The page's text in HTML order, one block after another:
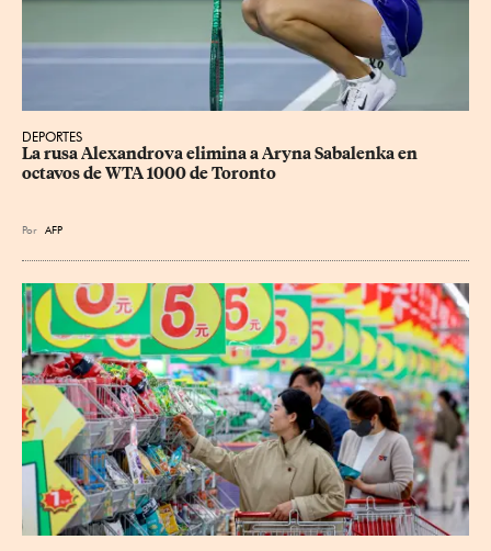
DEPORTES
La rusa Alexandrova elimina a Aryna Sabalenka en
octavos de WTA 1000 de Toronto
Por AFP